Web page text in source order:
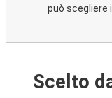
può scegliere
Scelto